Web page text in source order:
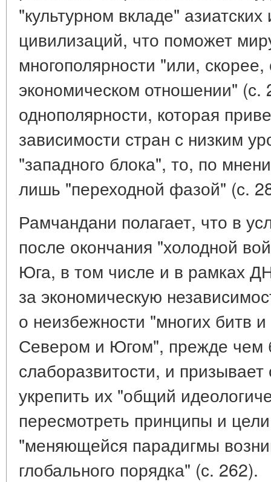
"культурном вкладе"
цивилизаций, что поможет
многополярности "или,
экономическом отношении" (с.
однополярности, которая
зависимости стран с низким
"западного блока", то, по
лишь "переходной фазой" (с.
Рамчандани полагает, что в
после окончания "холодной
Юга, в том числе и в рамках
за экономическую
о неизбежности "многих битв
Севером и Югом", прежде чем
слаборазвитости, и
укрепить их "общий
пересмотреть принципы и
"меняющейся парадигмы
глобального порядка" (с. 262).